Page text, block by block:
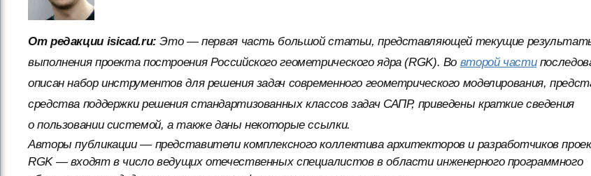
От редакции isicad.ru: Это — первая часть большой статьи, представляющей текущие
выполнения проекта построения Российского геометрического ядра (RGK). Во второй части
описан набор инструментов для решения задач современного геометрического моделирования,
средства поддержки решения стандартизованных классов задач САПР, приведены краткие сведения
о пользовании системой, а также даны некоторые ссылки.
Авторы публикации — представители комплексного коллектива архитекторов и разработчиков
RGK — входят в число ведущих отечественных специалистов в области инженерного программного